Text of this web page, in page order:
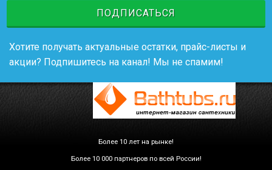
ПОДПИСАТЬСЯ
Хотите получать актуальные остатки, прайс-листы и
акции? Подпишитесь на канал! Мы не спамим!
Более 10 лет на рынке!
Более 10 000 партнеров по всей России!